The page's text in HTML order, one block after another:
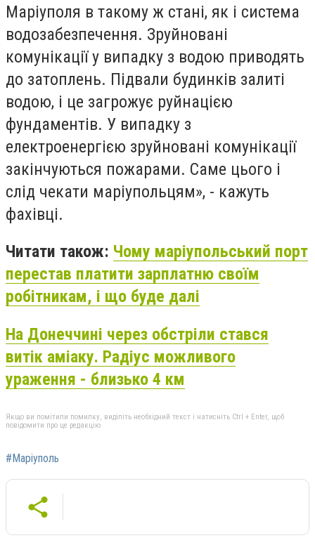
Маріуполя в такому ж стані, як і система
водозабезпечення. Зруйновані
комунікації у випадку з водою приводять
до затоплень. Підвали будинків залиті
водою, і це загрожує руйнацією
фундаментів. У випадку з
електроенергією зруйновані комунікації
закінчуються пожарами. Саме цього і
слід чекати маріупольцям», - кажуть
фахівці.
Читати також: Чому маріупольський порт
перестав платити зарплатню своїм
робітникам, і що буде далі
На Донеччині через обстріли стався
витік аміаку. Радіус можливого
ураження - близько 4 км
Якщо ви помітили помилку, виділіть необхідний текст і натисніть Ctrl + Enter, щоб
повідомити про це редакцію
#Маріуполь